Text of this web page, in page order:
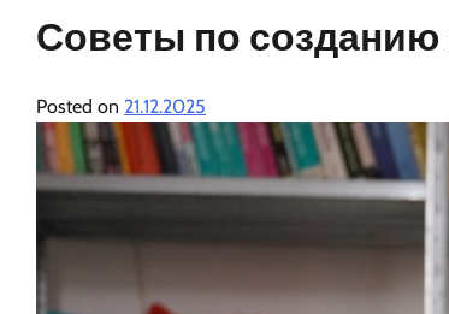
Советы по созданию
Posted on 21.12.2025